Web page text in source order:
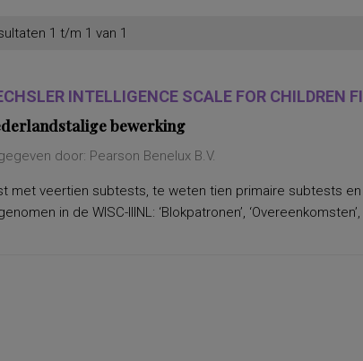
1 t/m 1 van 1
INTELLIGENCE SCALE FOR CHILDREN
bewerking
door: Pearson Benelux B.V.
met veertien subtests, te weten tien primaire subtests
in de WISC-IIINL: ‘Blokpatronen’,